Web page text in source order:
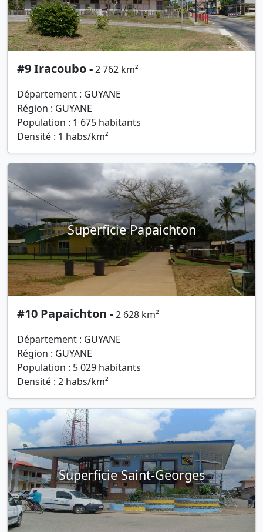
#9 Iracoubo -2 762 km²
Département : GUYANE
Région : GUYANE
Population : 1 675 habitants
Densité : 1 habs/km²
Superficie Papaichton
#10 Papaichton -2 628 km²
Département : GUYANE
Région : GUYANE
Population : 5 029 habitants
Densité : 2 habs/km²
Superficie Saint-Georges